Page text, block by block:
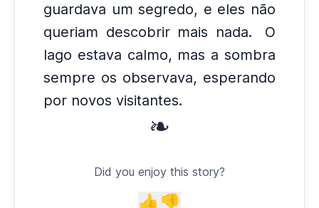
guardava um segredo, e eles não
queriam descobrir mais nada.
O
lago estava calmo, mas a sombra
sempre os observava, esperando
por novos visitantes.
❧
Did you enjoy this story?
👍👎